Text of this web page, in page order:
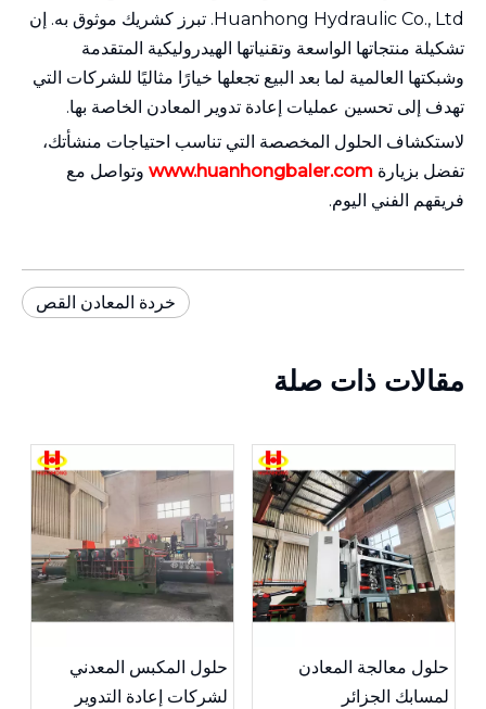
Huanhong Hydraulic Co., Ltd. تبرز كشريك موثوق به. إن
تشكيلة منتجاتها الواسعة وتقنياتها الهيدروليكية المتقدمة
وشبكتها العالمية لما بعد البيع تجعلها خيارًا مثاليًا للشركات التي
تهدف إلى تحسين عمليات إعادة تدوير المعادن الخاصة بها.
لاستكشاف الحلول المخصصة التي تناسب احتياجات منشأتك،
تفضل بزيارة www.huanhongbaler.com وتواصل مع
فريقهم الفني اليوم.
خردة المعادن القص
مقالات ذات صلة
حلول معالجة المعادن
لمسابك الجزائر
حلول المكبس المعدني
لشركات إعادة التدوير